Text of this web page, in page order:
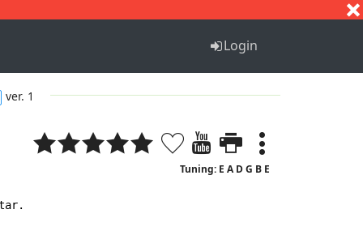
Login
ver. 1
Tuning: E A D G B E